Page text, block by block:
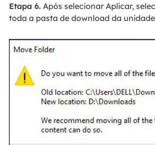
Etapa 6.Após selecionar Aplicar,
toda a pasta de download da